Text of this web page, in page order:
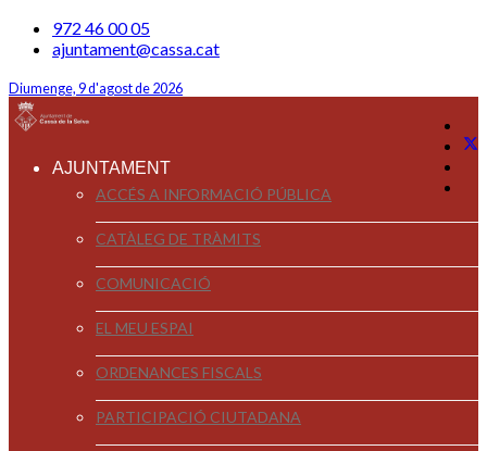
972 46 00 05
ajuntament@cassa.cat
Diumenge, 9 d'agost de 2026
AJUNTAMENT
ACCÉS A INFORMACIÓ PÚBLICA
CATÀLEG DE TRÀMITS
COMUNICACIÓ
EL MEU ESPAI
ORDENANCES FISCALS
PARTICIPACIÓ CIUTADANA